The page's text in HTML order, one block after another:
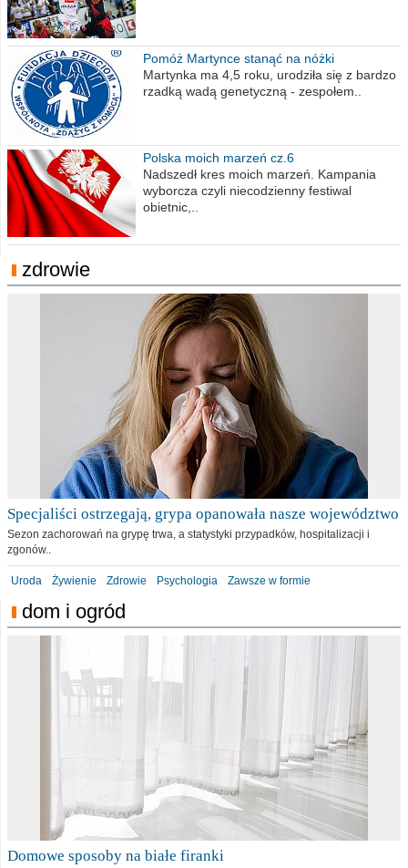
Pomóż Martynce stanąć na nóżki
Martynka ma 4,5 roku, urodziła się z bardzo
rzadką wadą genetyczną - zespołem..
Polska moich marzeń cz.6
Nadszedł kres moich marzeń. Kampania
wyborcza czyli niecodzienny festiwal
obietnic,..
zdrowie
Specjaliści ostrzegają, grypa opanowała nasze województwo
Sezon zachorowań na grypę trwa, a statystyki przypadków, hospitalizacji i
zgonów..
Uroda Żywienie Zdrowie Psychologia Zawsze w formie
dom i ogród
Domowe sposoby na białe firanki